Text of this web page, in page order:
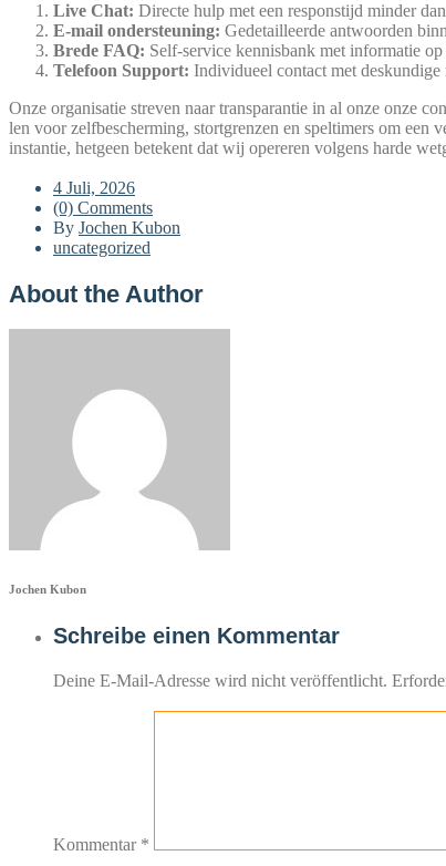
Live Chat: Direc­te hulp met een respons­tijd min­der
E‑mail onder­ste­u­ning: Gede­tail­le­er­de ant­wo­or­den
Bre­de FAQ: Self-ser­vice ken­nis­bank met infor­ma­tie
Tele­foon Sup­port: Indi­vi­dueel cont­act met des­kun­di­ge
Onze orga­ni­sa­tie stre­ven naar trans­paran­tie in al onze onze
len voor zelf­be­scher­ming, stort­gren­zen en spel­ti­mers om een
instan­tie, het­ge­en bete­kent dat wij ope­re­ren vol­gens har­de
4 Juli, 2026
(0) Comments
By Jochen Kubon
uncategorized
About the Author
Jochen Kubon
Schreibe einen Kommentar
Deine E-Mail-Adresse wird nicht veröffentlicht.
Kommentar *